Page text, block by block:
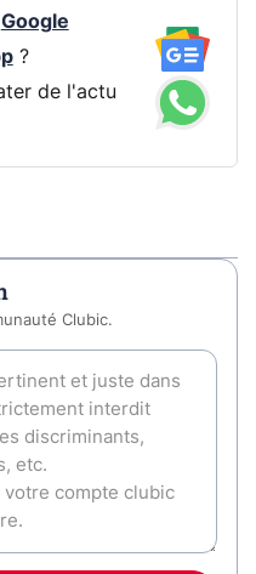
Google
?
de l'actu
Clubic.